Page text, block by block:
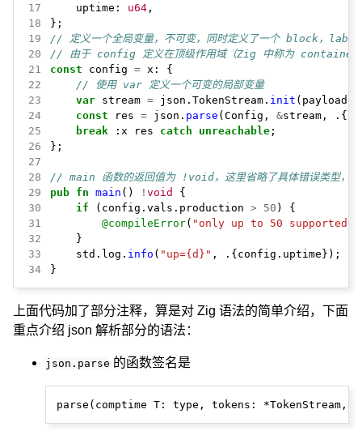
17
uptime: u64,
18
};
19
// 定义一个全局变量，不可变，同时定义了一个 block，
20
// 由于 config 定义在顶级作用域（Zig 中称为 container
21
const config = x:
{
22
// 使用 var 定义一个可变的局部变量
23
var stream = json.TokenStream. init (payload);
24
const res = json. parse (Config, &stream,
25
break :x res catch unreachable;
26
};
27
28
// main 函数的返回值为 !void，这里省略了具体错误类型，由
29
pub fn main () ! void
{
30
if (config.vals.production > 50 )
{
31
@compileError( "only up to 50 supported"
32
}
33
std.log. info ( "up={d}" ,
.{config.uptime});
34
}
上面代码加了部分注释，算是对 Zig 语法的简单介绍，下面
重点介绍 json 解析部分的语法：
json.parse 的函数签名是